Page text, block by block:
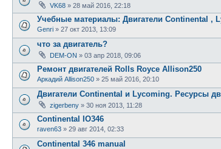
VK68 » 28 май 2016, 22:18
Учебные материалы: Двигатели Continental ,
Genri » 27 окт 2013, 13:09
что за двигатель?
DEM-ON » 03 апр 2018, 09:06
Ремонт двигателей Rolls Royce Allison250
Аркадий Allison250 » 25 май 2016, 20:10
Двигатели Continental и Lycoming. Ресурсы
zigerbeny » 30 ноя 2013, 11:28
Continental IO346
raven63 » 29 авг 2014, 02:33
Continental 346 manual